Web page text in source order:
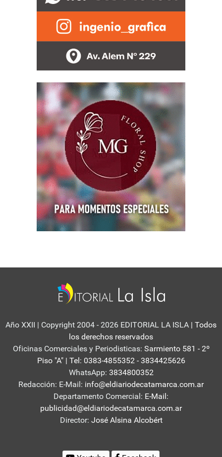
Año XXII | Copyright 2004 - 2026 EDITORIAL LA ISLA | Todos
los derechos reservados
Oficinas Comerciales y Periodisticas: Sarmiento 581 - 2º
Piso "A" | Tel: 0383-4855352 - 3834425626
WhatsApp: 3834800352
Redacción: E-Mail: info@eldiariodecatamarca.com.ar
Departamento Comercial: E-Mail:
publicidad@eldiariodecatamarca.com.ar
Director: José Alsina Alcobért